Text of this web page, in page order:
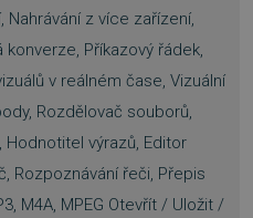
z více zařízení,
konverze, Příkazový řádek,
v reálném čase, Vizuální
Rozdělovač souborů,
výrazů, Editor
Rozpoznávání řeči, Přepis
M4A, MPEG Otevřít / Uložit /